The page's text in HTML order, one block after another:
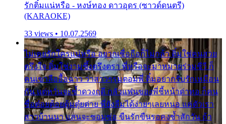
รักติ๋มแน่หรือ - หงษ์ทอง ดาวอุดร (ซาวด์ดนตรี)
(KARAOKE)
33 views • 10.07.2569
ไม่เคยรักใครแน่หรือ อยากเชื่อถือก็ไม่กล้า ติ๋มใช่คนสวย
ตรึงใจ ติ๋มใช่งามซึ้งตรึงตรา พี่หรือจะมาหมายร่วมชีวี ก็
คนเขาลืออื้อฉาว ว่าสาวๆรุมตอมพี่ ติ๋มอยากรับรักเหมือน
กัน แต่หวั่นจะช้ำดวงฤดี กลัวแฟนของพี่ชี้หน้าด่าทอ ก็คน
ชื่อต๋อยต้อยตุ้มตุ๋ยต่าย พี่ยังลืมได้ง่ายๆเลยหนอ แค่ตัวเรา
สาวบ้านนา แสนจะซอมซ่อ ขืนรักขืนรอคงช้ำสักวัน ถ้า